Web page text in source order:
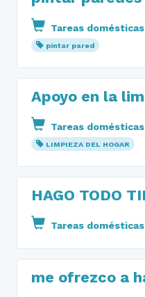
Tareas domésticas
pintar pared
Apoyo en la
Tareas domésticas
LIMPIEZA DEL HOGAR
HAGO TODO
Tareas domésticas
me ofrezco a